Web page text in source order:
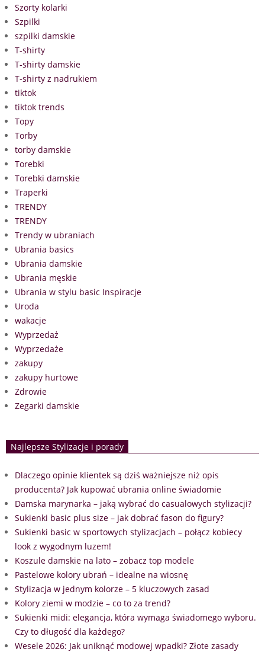
Szorty kolarki
Szpilki
szpilki damskie
T-shirty
T-shirty damskie
T-shirty z nadrukiem
tiktok
tiktok trends
Topy
Torby
torby damskie
Torebki
Torebki damskie
Traperki
TRENDY
TRENDY
Trendy w ubraniach
Ubrania basics
Ubrania damskie
Ubrania męskie
Ubrania w stylu basic Inspiracje
Uroda
wakacje
Wyprzedaż
Wyprzedaże
zakupy
zakupy hurtowe
Zdrowie
Zegarki damskie
Najlepsze Stylizacje i porady
Dlaczego opinie klientek są dziś ważniejsze niż opis
producenta? Jak kupować ubrania online świadomie
Damska marynarka – jaką wybrać do casualowych stylizacji?
Sukienki basic plus size – jak dobrać fason do figury?
Sukienki basic w sportowych stylizacjach – połącz kobiecy
look z wygodnym luzem!
Koszule damskie na lato – zobacz top modele
Pastelowe kolory ubrań – idealne na wiosnę
Stylizacja w jednym kolorze – 5 kluczowych zasad
Kolory ziemi w modzie – co to za trend?
Sukienki midi: elegancja, która wymaga świadomego wyboru.
Czy to długość dla każdego?
Wesele 2026: Jak uniknąć modowej wpadki? Złote zasady